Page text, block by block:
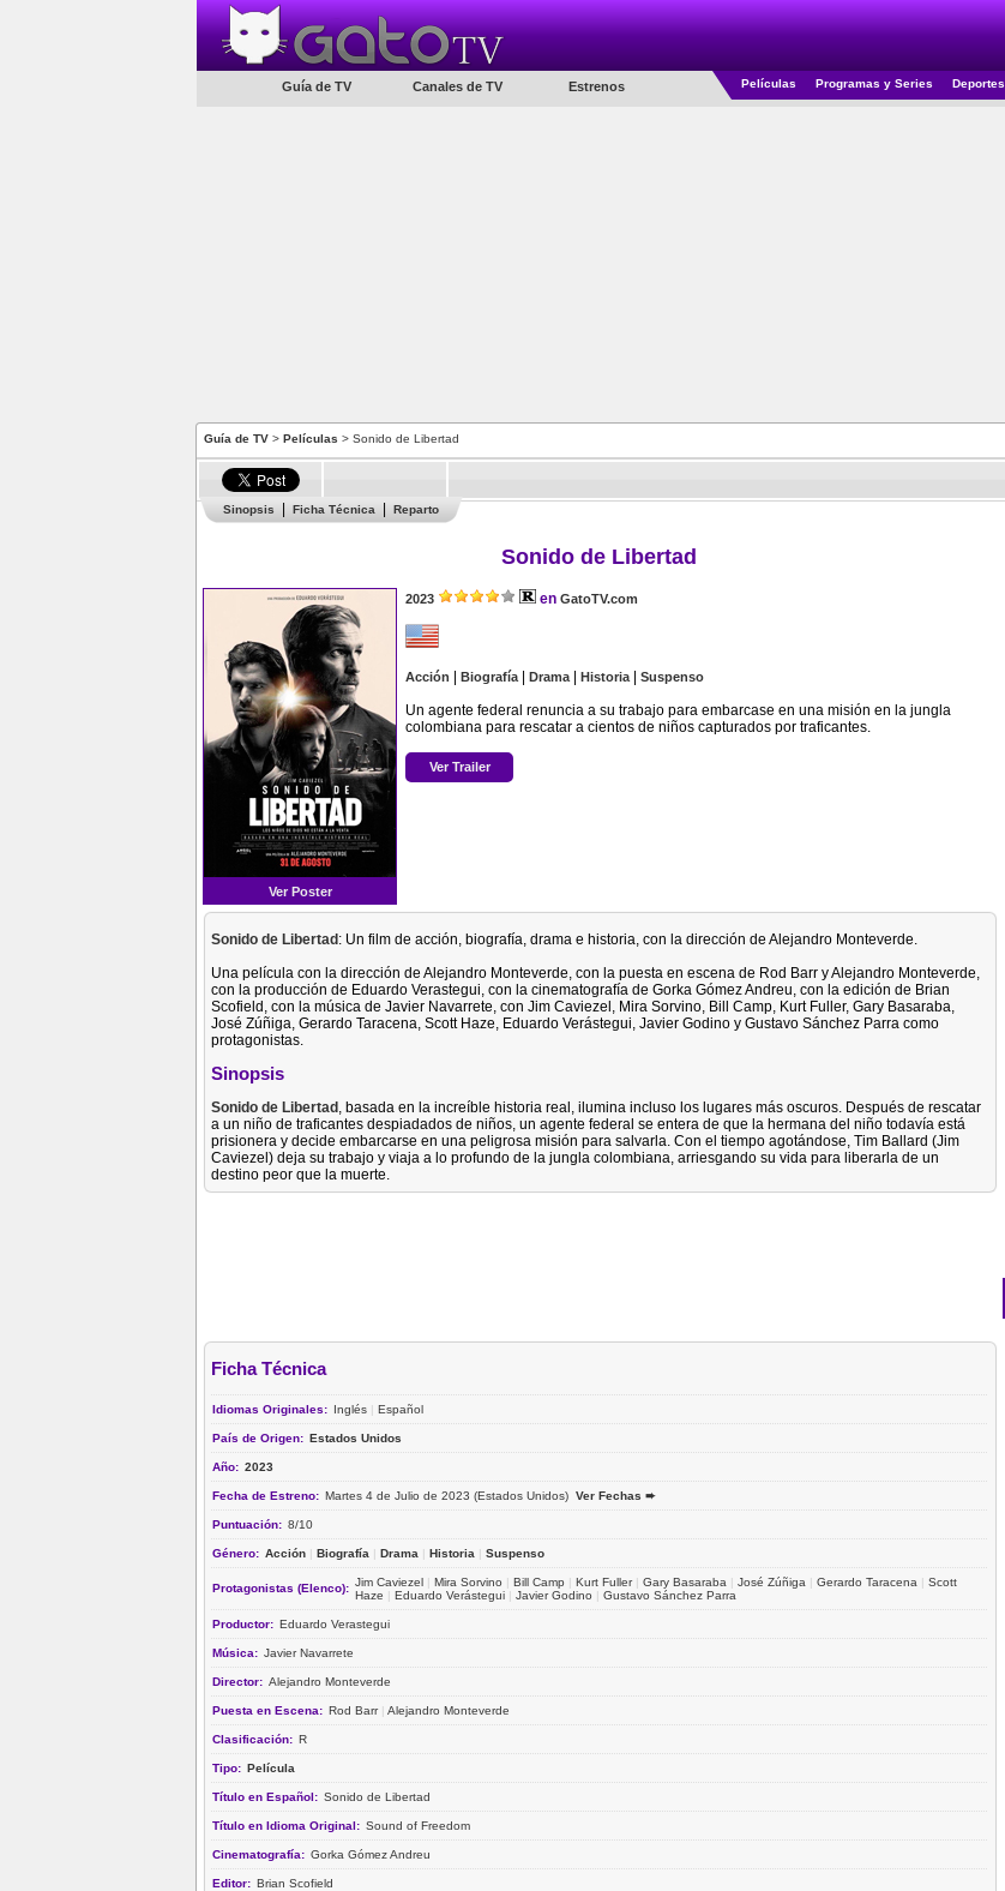
Guía de TV Canales de TV Estrenos Películas Programas y Series Deportes
Guía de TV > Películas > Sonido de Libertad
Sinopsis Ficha Técnica Reparto
Sonido de Libertad
Ver Poster
2023 en GatoTV.com
Acción Biografía| Drama| Historia| Suspenso
Un agente federal renuncia a su trabajo para embarcase en una misión en la jungla
colombiana para rescatar a cientos de niños capturados por traficantes.
Ver Trailer
Sonido de Libertad : Un film de acción, biografía, drama e historia, con la dirección de Alejandro Monteverde.
Una película con la dirección de Alejandro Monteverde, con la puesta en escena de Rod Barr y Alejandro Monteverde,
con la producción de Eduardo Verastegui, con la cinematografía de Gorka Gómez Andreu, con la edición de Brian
Scofield, con la música de Javier Navarrete, con Jim Caviezel, Mira Sorvino, Bill Camp, Kurt Fuller, Gary Basaraba,
José Zúñiga, Gerardo Taracena, Scott Haze, Eduardo Verástegui, Javier Godino y Gustavo Sánchez Parra como
protagonistas.
Sinopsis
Sonido de Libertad, basada en la increíble historia real, ilumina incluso los lugares más oscuros. Después de rescatar
a un niño de traficantes despiadados de niños, un agente federal se entera de que la hermana del niño todavía está
prisionera y decide embarcarse en una peligrosa misión para salvarla. Con el tiempo agotándose, Tim Ballard (Jim
Caviezel) deja su trabajo y viaja a lo profundo de la jungla colombiana, arriesgando su vida para liberarla de un
destino peor que la muerte.
Ficha Técnica
Idiomas Originales: Inglés | Español
País de Origen: Estados Unidos
Año: 2023
Fecha de Estreno: Martes 4 de Julio de 2023 (Estados Unidos) Ver Fechas ➨
Puntuación: 8/10
Género: Acción | Biografía | Drama | Historia | Suspenso
Protagonistas (Elenco): Jim Caviezel | Mira Sorvino | Bill Camp | Kurt Fuller| Gary Basaraba | José Zúñiga | Gerardo Taracena | Scott
Haze | Eduardo Verástegui | Javier Godino | Gustavo Sánchez Parra
Productor: Eduardo Verastegui
Música: Javier Navarrete
Director: Alejandro Monteverde
Puesta en Escena: Rod Barr| Alejandro Monteverde
Clasificación: R
Tipo: Película
Título en Español: Sonido de Libertad
Título en Idioma Original: Sound of Freedom
Cinematografía: Gorka Gómez Andreu
Editor: Brian Scofield